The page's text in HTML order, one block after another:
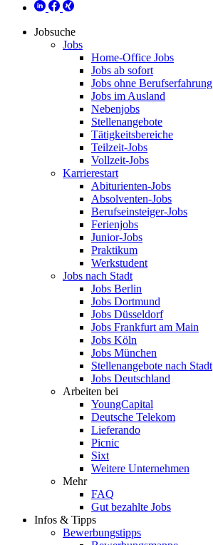
Jobsuche
Jobs
Home-Office Jobs
Jobs ab sofort
Jobs ohne Berufserfahrung
Jobs im Ausland
Nebenjobs
Stellenangebote
Tätigkeitsbereiche
Teilzeit-Jobs
Vollzeit-Jobs
Karrierestart
Abiturienten-Jobs
Absolventen-Jobs
Berufseinsteiger-Jobs
Ferienjobs
Junior-Jobs
Praktikum
Werkstudent
Jobs nach Stadt
Jobs Berlin
Jobs Dortmund
Jobs Düsseldorf
Jobs Frankfurt am Main
Jobs Köln
Jobs München
Stellenangebote nach Stadt
Jobs Deutschland
Arbeiten bei
YoungCapital
Deutsche Telekom
Lieferando
Picnic
Sixt
Weitere Unternehmen
Mehr
FAQ
Gut bezahlte Jobs
Infos & Tipps
Bewerbungstipps